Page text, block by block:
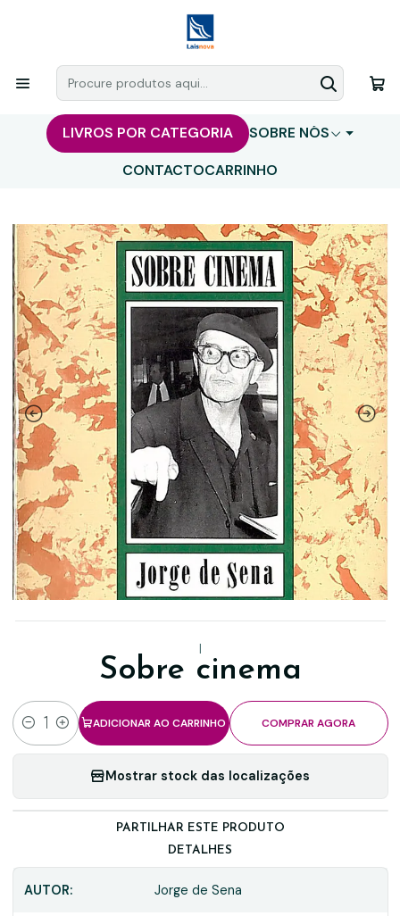
LIVROS POR CATEGORIA
SOBRE NÓS
CONTACTOCARRINHO
|
Sobre cinema
Quantidade
ADICIONAR AO CARRINHO COMPRAR AGORA
Mostrar stock das localizações
PARTILHAR ESTE PRODUTO
DETALHES
AUTOR: Jorge de Sena